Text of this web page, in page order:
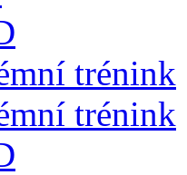
trénink
trénink